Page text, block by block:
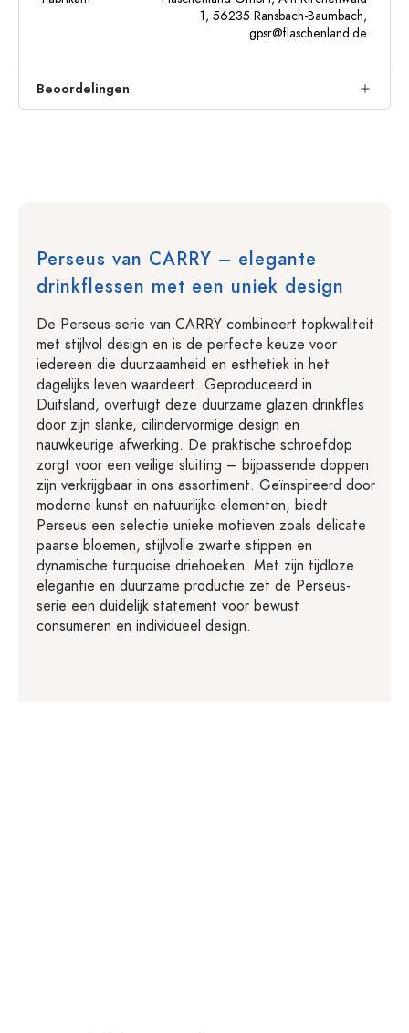
1, 56235 Ransbach-Baumbach,
gpsr@flaschenland.de
Beoordelingen
Perseus van CARRY – elegante
drinkflessen met een uniek design
De Perseus-serie van CARRY combineert topkwaliteit
met stijlvol design en is de perfecte keuze voor
iedereen die duurzaamheid en esthetiek in het
dagelijks leven waardeert. Geproduceerd in
Duitsland, overtuigt deze duurzame glazen drinkfles
door zijn slanke, cilindervormige design en
nauwkeurige afwerking. De praktische schroefdop
zorgt voor een veilige sluiting – bijpassende doppen
zijn verkrijgbaar in ons assortiment. Geïnspireerd door
moderne kunst en natuurlijke elementen, biedt
Perseus een selectie unieke motieven zoals delicate
paarse bloemen, stijlvolle zwarte stippen en
dynamische turquoise driehoeken. Met zijn tijdloze
elegantie en duurzame productie zet de Perseus-
serie een duidelijk statement voor bewust
consumeren en individueel design.